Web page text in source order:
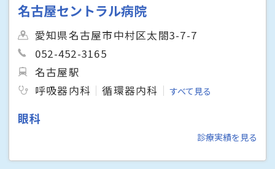
名古屋セントラル病院
愛知県名古屋市中村区太閤3-7-7
052-452-3165
名古屋駅
呼吸器内科
循環器内科 すべて見る
眼科
診療実績を見る